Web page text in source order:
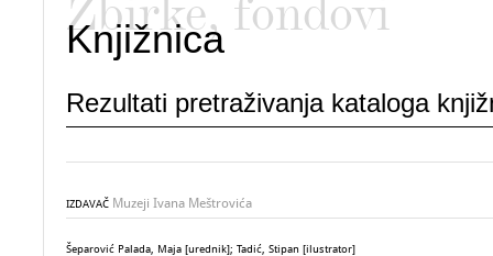
Knjižnica
Rezultati pretraživanja kataloga
IZDAVAČ Muzeji Ivana Meštrovića
Šeparović Palada, Maja [urednik]; Tadić, Stipan [ilustrator]